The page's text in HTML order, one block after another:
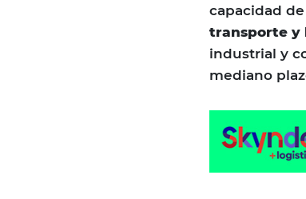
capacidad
transporte y
industrial y
mediano